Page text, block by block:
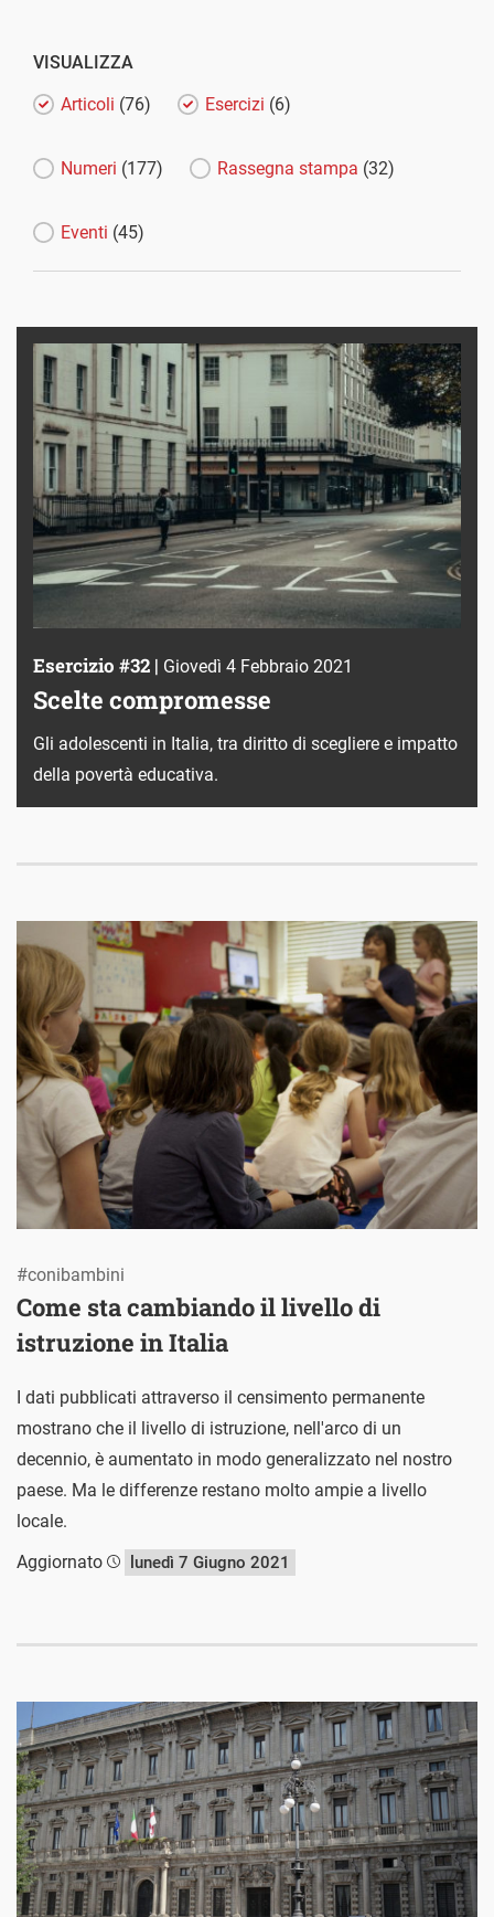
VISUALIZZA
Articoli (76) Esercizi (6)
Numeri (177) Rassegna stampa (32)
Eventi (45)
Esercizio #32 | Giovedì 4 Febbraio 2021
Scelte compromesse
Gli adolescenti in Italia, tra diritto di scegliere e impatto
della povertà educativa.
Come sta cambiando il livello di
istruzione in Italia
#conibambini
I dati pubblicati attraverso il censimento permanente
mostrano che il livello di istruzione, nell'arco di un
decennio, è aumentato in modo generalizzato nel nostro
paese. Ma le differenze restano molto ampie a livello
locale.
Aggiornato
lunedì 7 Giugno 2021